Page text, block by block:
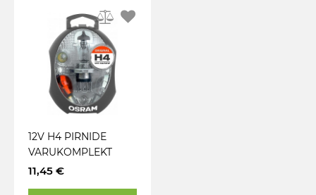
12V H4 PIRNIDE
VARUKOMPLEKT
ORIGINAL OSRAM
11,45 €